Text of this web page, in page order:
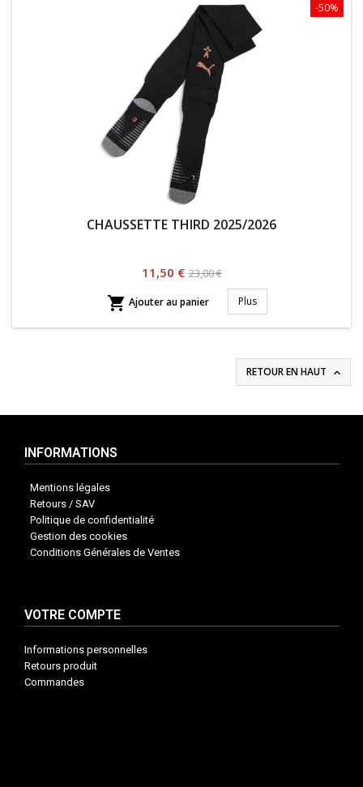
-50%
CHAUSSETTE THIRD 2025/2026
Prix
11,50 € Prix
habituel
23,00 €
 Ajouter au panier Plus
RETOUR EN HAUT 
INFORMATIONS
Mentions légales
Retours / SAV
Politique de confidentialité
Gestion des cookies
Conditions Générales de Ventes
VOTRE COMPTE
Informations personnelles
Retours produit
Commandes